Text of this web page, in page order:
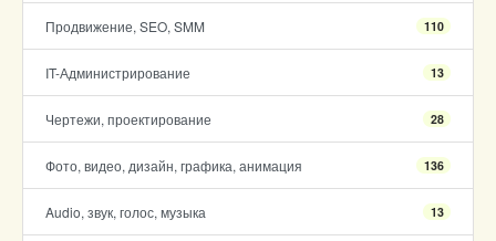
Продвижение, SEO, SMM 110
IT-Администрирование 13
Чертежи, проектирование 28
Фото, видео, дизайн, графика, анимация 136
Audio, звук, голос, музыка 13